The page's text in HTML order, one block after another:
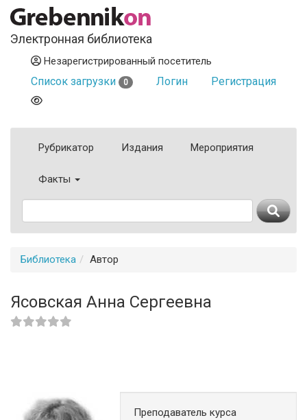
Электронная библиотека
Незарегистрированный посетитель
Список загрузки 0 Логин Регистрация
Рубрикатор Издания Мероприятия
Факты
Библиотека Автор
Ясовская Анна Сергеевна
Преподаватель курса